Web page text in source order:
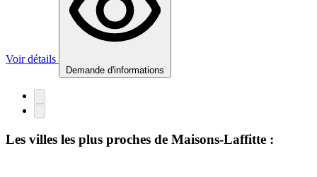
Voir détails
Demande d'informations
Les villes les plus proches de Maisons-Laffitte :